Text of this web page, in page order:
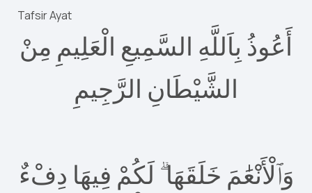
Tafsir Ayat
أَعُوذُ بِاَللَّهِ السَّمِيعِ الْعَلِيمِ مِنْ
الشَّيْطَانِ الرَّجِيمِ
وَٱلْأَنْعَٰمَ خَلَقَهَا ۗ لَكُمْ فِيهَا دِفْءٌ